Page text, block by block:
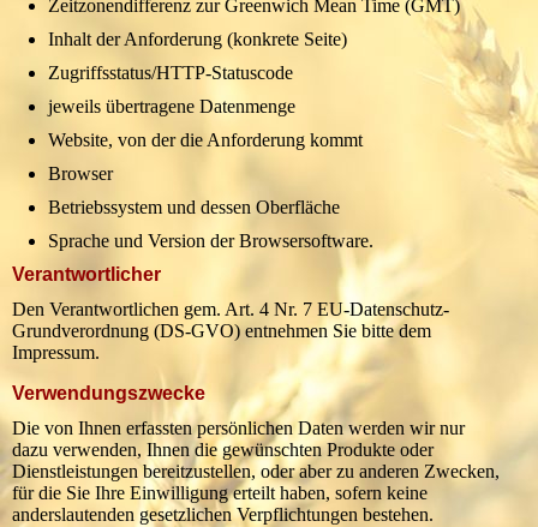
Zeitzonendifferenz zur Greenwich Mean Time (GMT)
Inhalt der Anforderung (konkrete Seite)
Zugriffsstatus/HTTP-Statuscode
jeweils übertragene Datenmenge
Website, von der die Anforderung kommt
Browser
Betriebssystem und dessen Oberfläche
Sprache und Version der Browsersoftware.
Verantwortlicher
Den Verantwortlichen gem. Art. 4 Nr. 7 EU-Datenschutz-
Grundverordnung (DS-GVO) entnehmen Sie bitte dem
Impressum.
Verwendungszwecke
Die von Ihnen erfassten persönlichen Daten werden wir nur
dazu verwenden, Ihnen die gewünschten Produkte oder
Dienstleistungen bereitzustellen, oder aber zu anderen Zwecken,
für die Sie Ihre Einwilligung erteilt haben, sofern keine
anderslautenden gesetzlichen Verpflichtungen bestehen.